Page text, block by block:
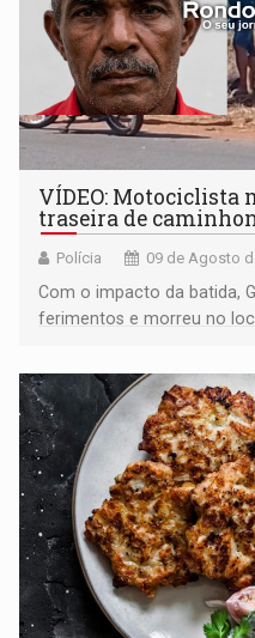
VÍDEO: Motociclista
traseira de
Polícia 09 de Agosto
​Com o impacto da batida,
ferimentos e morreu no